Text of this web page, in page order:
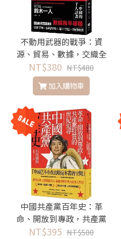
不動用武器的戰爭：資
源、貿易、數據，交織全
球經濟大戰略
NT$380 NT$480
加入購物車
中國共產黨百年史：革
命、開放到專政，共產黨
特質的世紀追尋
NT$395 NT$500